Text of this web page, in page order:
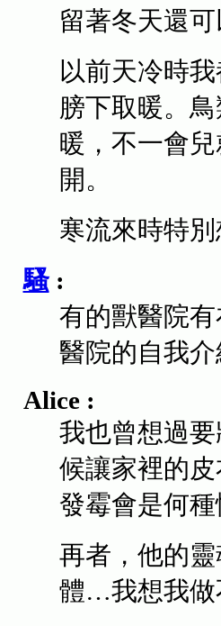
留著冬天還
以前天冷時
膀下取暖。
暖，不一會
開。
寒流來時特
騷:
有的獸醫院
醫院的自我
Alice :
我也曾想過
候讓家裡的
發霉會是何
再者，他的
體…我想我做